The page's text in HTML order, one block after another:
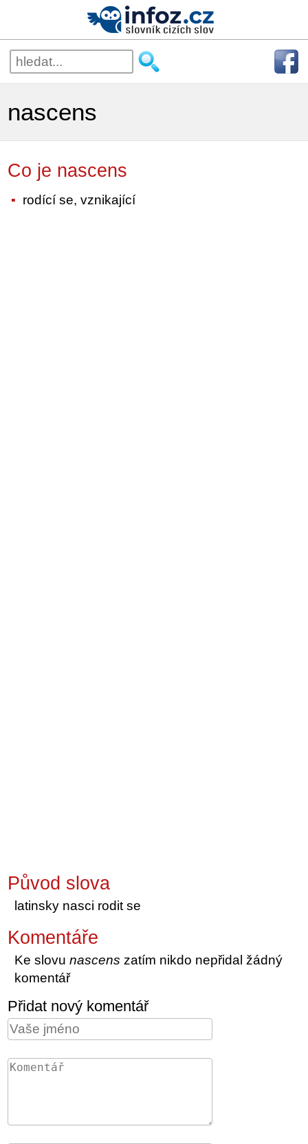
nascens
Co je nascens
rodící se, vznikající
Původ slova
latinsky nasci rodit se
Komentáře
Ke slovunascens zatím nikdo nepřidal žádný
komentář
Přidat nový komentář